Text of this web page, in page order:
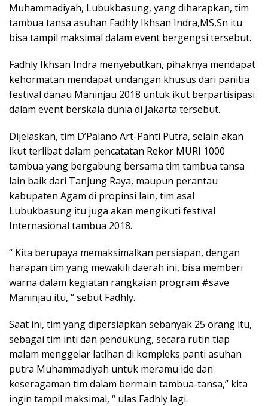
Muhammadiyah, Lubukbasung, yang diharapkan, tim
tambua tansa asuhan Fadhly Ikhsan Indra,MS,Sn itu
bisa tampil maksimal dalam event bergengsi tersebut.
Fadhly Ikhsan Indra menyebutkan, pihaknya mendapat
kehormatan mendapat undangan khusus dari panitia
festival danau Maninjau 2018 untuk ikut berpartisipasi
dalam event berskala dunia di Jakarta tersebut.
Dijelaskan, tim D’Palano Art-Panti Putra, selain akan
ikut terlibat dalam pencatatan Rekor MURI 1000
tambua yang bergabung bersama tim tambua tansa
lain baik dari Tanjung Raya, maupun perantau
kabupaten Agam di propinsi lain, tim asal
Lubukbasung itu juga akan mengikuti festival
Internasional tambua 2018.
“ Kita berupaya memaksimalkan persiapan, dengan
harapan tim yang mewakili daerah ini, bisa memberi
warna dalam kegiatan rangkaian program #save
Maninjau itu, “ sebut Fadhly.
Saat ini, tim yang dipersiapkan sebanyak 25 orang itu,
sebagai tim inti dan pendukung, secara rutin tiap
malam menggelar latihan di kompleks panti asuhan
putra Muhammadiyah untuk meramu ide dan
keseragaman tim dalam bermain tambua-tansa,” kita
ingin tampil maksimal, “ ulas Fadhly lagi.